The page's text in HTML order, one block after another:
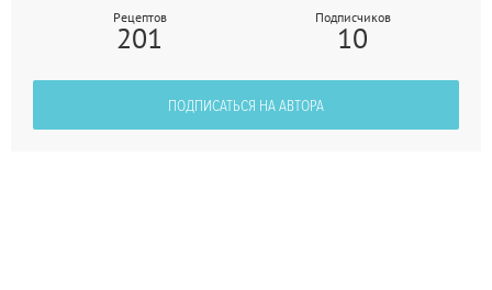
Рецептов
201
Подписчиков
10
ПОДПИСАТЬСЯ НА АВТОРА